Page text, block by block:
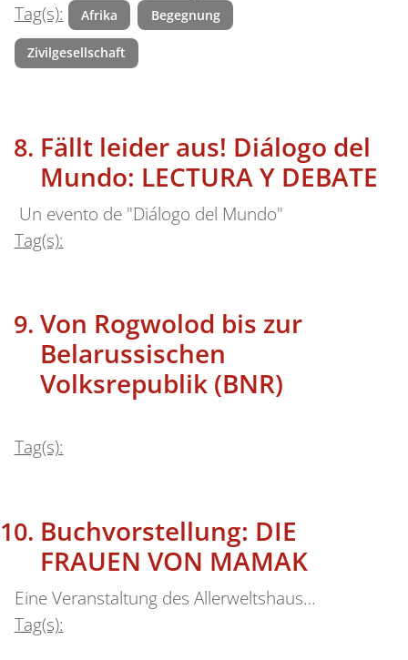
Tag(s):
Afrika Begegnung
Zivilgesellschaft
Fällt leider aus! Diálogo del
Mundo: LECTURA Y DEBATE
Un evento de "Diálogo del Mundo"
Tag(s):
Von Rogwolod bis zur
Belarussischen
Volksrepublik (BNR)
Tag(s):
Buchvorstellung: DIE
FRAUEN VON MAMAK
Eine Veranstaltung des Allerweltshaus…
Tag(s):